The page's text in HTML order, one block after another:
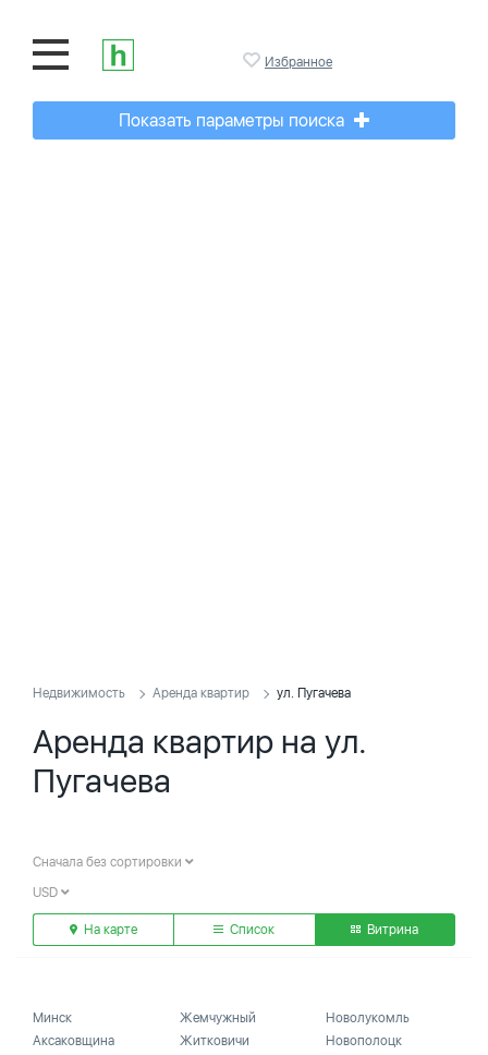
Избранное
Показать параметры поиска
Недвижимость Аренда квартир ул. Пугачева
Аренда квартир на ул.
Пугачева
Сначала без сортировки
USD
На карте Список Витрина
Минск
Аксаковщина
Жемчужный
Житковичи
Новолукомль
Новополоцк